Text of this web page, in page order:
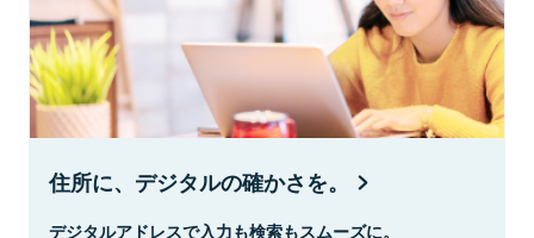
住所に、デジタルの確かさを。
デジタルアドレスで入力も検索もスムーズに。